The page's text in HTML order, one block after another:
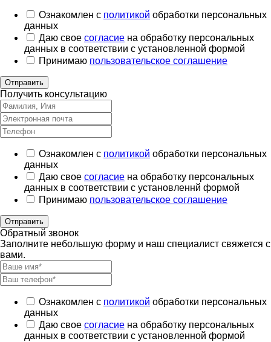
Ознакомлен с политикой обработки персональных
данных
Даю свое согласие на обработку персональных
данных в соответствии с установленной формой
Принимаю пользовательское соглашение
Отправить
Получить консультацию
Ознакомлен с политикой обработки персональных
данных
Даю свое согласие на обработку персональных
данных в соответствии с установленнй формой
Принимаю пользовательское соглашение
Отправить
Обратный звонок
Заполните небольшую форму и наш специалист свяжется с
вами.
Ознакомлен с политикой обработки персональных
данных
Даю свое согласие на обработку персональных
данных в соответствии с установленной формой